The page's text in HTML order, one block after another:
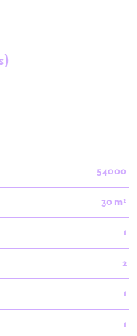
54000
30 m²
1
2
1
1